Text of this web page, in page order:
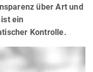
über Art und
ein
Kontrolle.